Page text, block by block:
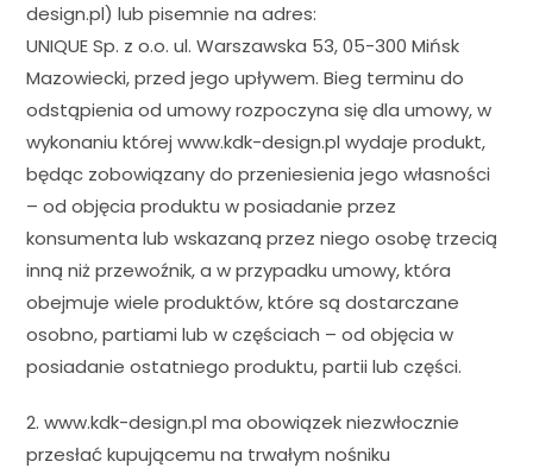
design.pl) lub pisemnie na adres:
UNIQUE Sp. z o.o. ul. Warszawska 53, 05-300 Mińsk
Mazowiecki, przed jego upływem. Bieg terminu do
odstąpienia od umowy rozpoczyna się dla umowy, w
wykonaniu której www.kdk-design.pl wydaje produkt,
będąc zobowiązany do przeniesienia jego własności
– od objęcia produktu w posiadanie przez
konsumenta lub wskazaną przez niego osobę trzecią
inną niż przewoźnik, a w przypadku umowy, która
obejmuje wiele produktów, które są dostarczane
osobno, partiami lub w częściach – od objęcia w
posiadanie ostatniego produktu, partii lub części.
2. www.kdk-design.pl ma obowiązek niezwłocznie
przesłać kupującemu na trwałym nośniku